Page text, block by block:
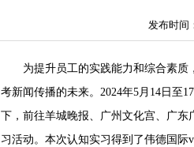
发布时间
为提升员工的实践能力和综合素
考新闻传播的未来。2024年5月14日至
下，前往羊城晚报、广州文化宫、广
习活动。本次认知实习得到了伟德国